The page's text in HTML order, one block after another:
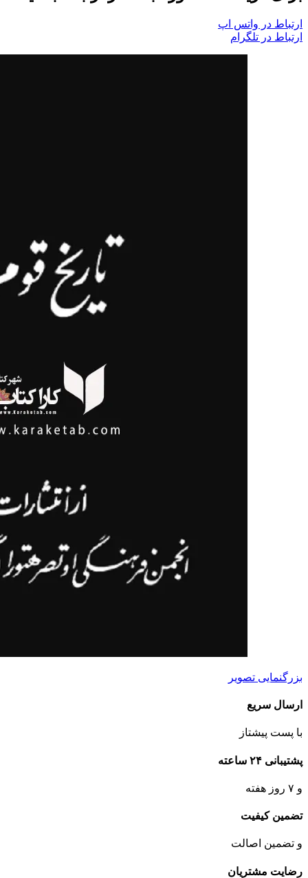
ارتباط در واتس اپ
ارتباط در تلگرام
بزرگنمایی تصویر
ارسال سریع
با پست پیشتاز
پشتیبانی ۲۴ ساعته
و ۷ روز هفته
تضمین کیفیت
و تضمین اصالت
رضایت مشتریان